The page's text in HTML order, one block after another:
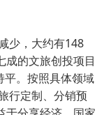
少，大约有148
成的文旅创投项目
平。按照具体领域
行定制、分销预